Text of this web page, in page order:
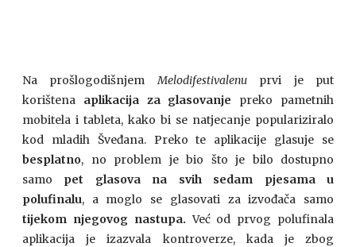
Na prošlogodišnjemMelodifestivalenu prvi je put
korištena aplikacija za glasovanje preko pametnih
mobitela i tableta, kako bi se natjecanje populariziralo
kod mladih Šveđana. Preko te aplikacije glasuje se
besplatno, no problem je bio što je bilo dostupno
samo pet glasova na svih sedam pjesama u
polufinalu, a moglo se glasovati za izvođača samo
tijekom njegovog nastupa. Već od prvog polufinala
aplikacija je izazvala kontroverze, kada je zbog